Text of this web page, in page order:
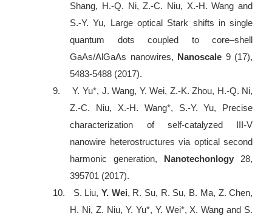
Shang, H.-Q. Ni, Z.-C. Niu, X.-H. Wang and
S.-Y. Yu, Large optical Stark shifts in single
quantum dots coupled to core–shell
GaAs/AlGaAs nanowires, Nanoscale 9 (17),
5483-5488 (2017).
9.
Y. Yu*, J. Wang, Y. Wei, Z.-K. Zhou, H.-Q. Ni,
Z.-C. Niu, X.-H. Wang*, S.-Y. Yu, Precise
characterization of self-catalyzed III-V
nanowire heterostructures via optical second
harmonic generation, Nanotechonlogy 28,
395701 (2017).
10.
S. Liu, Y. Wei, R. Su, R. Su, B. Ma, Z. Chen,
H. Ni, Z. Niu, Y. Yu*, Y. Wei*, X. Wang and S.